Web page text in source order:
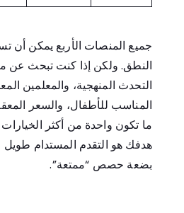
جميع المنصات الأربع يمكن أن
النطق. ولكن إذا كنت تبحث عن
التحدث المنهجية، والمعلمين
المناسب للأطفال، والسعر
ما تكون واحدة من أكثر الخيارات
هدفك هو التقدم المستدام
بضعة حصص “ممتعة”.